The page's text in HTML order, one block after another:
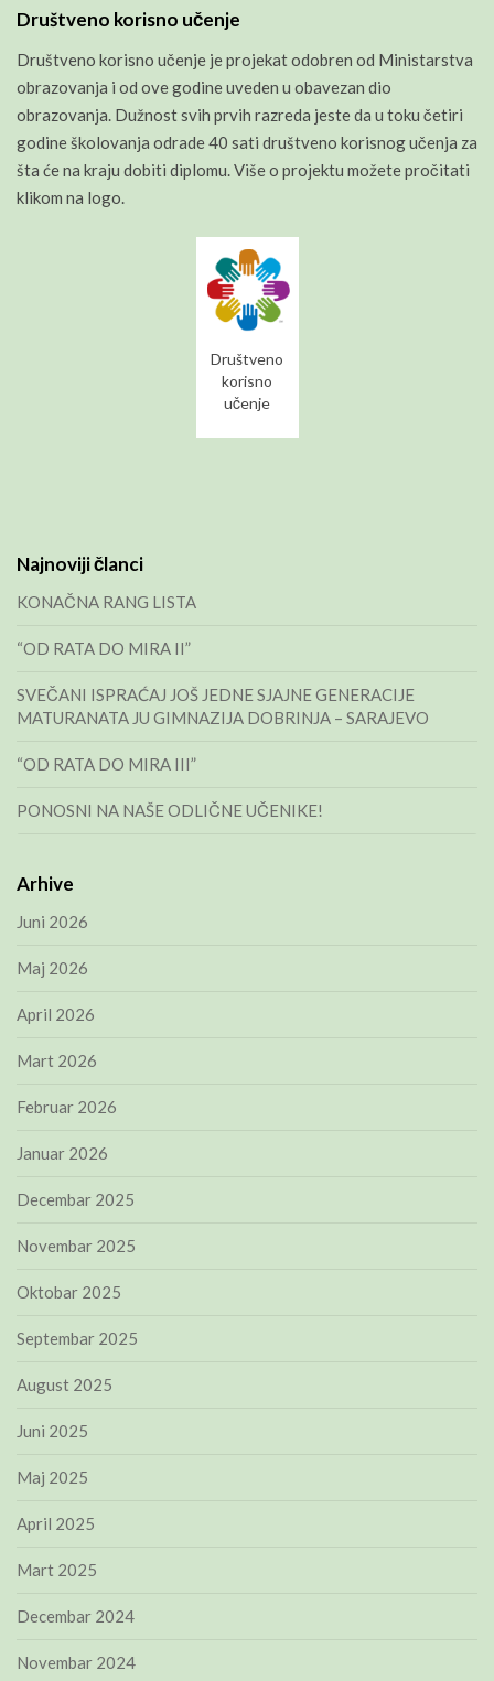
Društveno korisno učenje
Društveno korisno učenje je projekat odobren od Ministarstva
obrazovanja i od ove godine uveden u obavezan dio
obrazovanja. Dužnost svih prvih razreda jeste da u toku četiri
godine školovanja odrade 40 sati društveno korisnog učenja za
šta će na kraju dobiti diplomu. Više o projektu možete pročitati
klikom na logo.
Društveno
korisno
učenje
Najnoviji članci
KONAČNA RANG LISTA
“OD RATA DO MIRA II”
SVEČANI ISPRAĆAJ JOŠ JEDNE SJAJNE GENERACIJE
MATURANATA JU GIMNAZIJA DOBRINJA – SARAJEVO
“OD RATA DO MIRA III”
PONOSNI NA NAŠE ODLIČNE UČENIKE!
Arhive
Juni 2026
Maj 2026
April 2026
Mart 2026
Februar 2026
Januar 2026
Decembar 2025
Novembar 2025
Oktobar 2025
Septembar 2025
August 2025
Juni 2025
Maj 2025
April 2025
Mart 2025
Decembar 2024
Novembar 2024